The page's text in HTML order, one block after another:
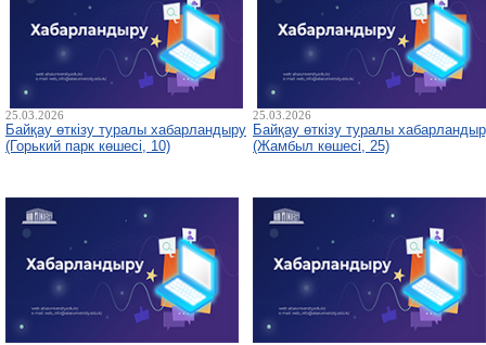
25.03.2026
Байқау өткізу туралы хабарландыру
(Горький парк көшесі, 10)
25.03.2026
Байқау өткізу туралы
(Жамбыл көшесі, 25)